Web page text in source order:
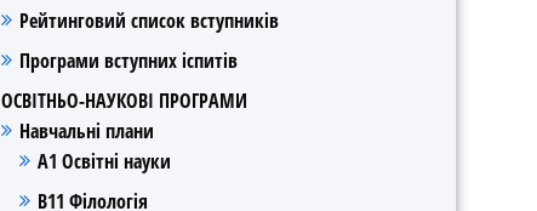
Рейтинговий список вступників
Програми вступних іспитів
ОСВІТНЬО-НАУКОВІ ПРОГРАМИ
Навчальні плани
А1 Освітні науки
В11 Філологія